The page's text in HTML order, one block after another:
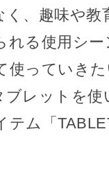
、趣味や教
れる使用シ
使っていき
ブレットを
ム「